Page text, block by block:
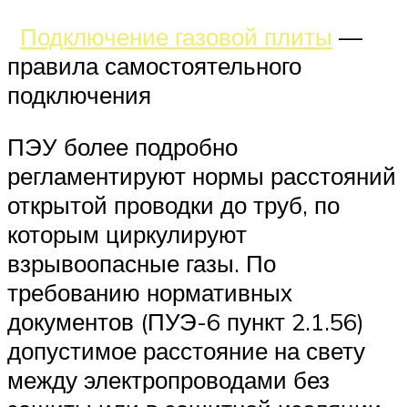
Подключение газовой плиты —
правила самостоятельного
подключения
ПЭУ более подробно
регламентируют нормы расстояний
открытой проводки до труб, по
которым циркулируют
взрывоопасные газы. По
требованию нормативных
документов (ПУЭ-6 пункт 2.1.56)
допустимое расстояние на свету
между электропроводами без